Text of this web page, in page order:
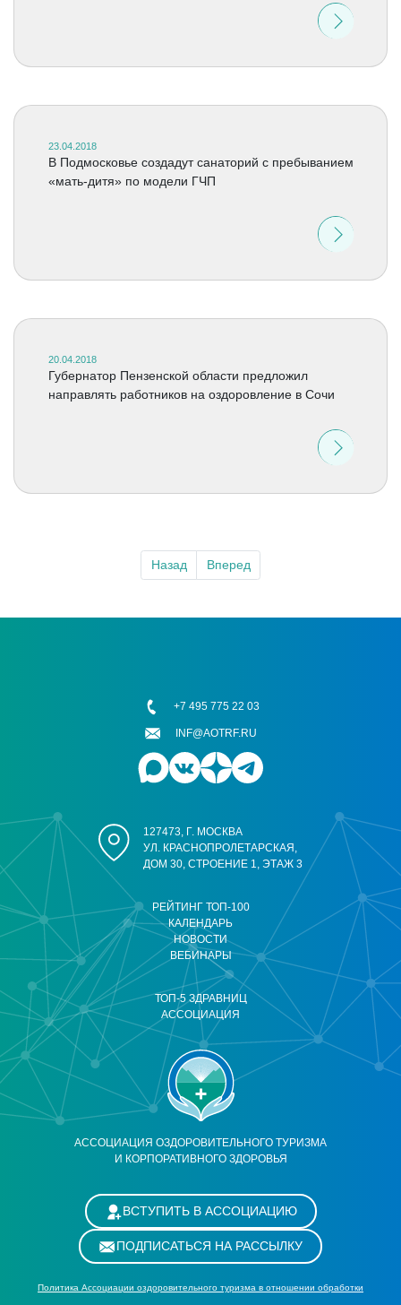
23.04.2018
В Подмосковье создадут санаторий с пребыванием
«мать-дитя» по модели ГЧП
20.04.2018
Губернатор Пензенской области предложил
направлять работников на оздоровление в Сочи
Назад Вперед
АССОЦИАЦИЯ ОЗДОРОВИТЕЛЬНОГО ТУРИЗМА
И КОРПОРАТИВНОГО ЗДОРОВЬЯ
РЕЙТИНГ ТОП-100
КАЛЕНДАРЬ
НОВОСТИ
ВЕБИНАРЫ
ТОП-5 ЗДРАВНИЦ
АССОЦИАЦИЯ
127473, Г. МОСКВА
УЛ. КРАСНОПРОЛЕТАРСКАЯ,
ДОМ 30, СТРОЕНИЕ 1, ЭТАЖ 3
+7 495 775 22 03
INF@AOTRF.RU
ВСТУПИТЬ В АССОЦИАЦИЮ
ПОДПИСАТЬСЯ НА РАССЫЛКУ
Политика Ассоциации оздоровительного туризма в отношении обработки